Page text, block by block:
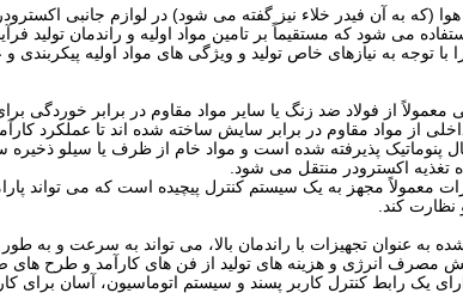
هوا (که به آن فیدر خلاء نیز گفته می شود) در لوازم جانبی
می شود که مستقیماً بر تامین مواد اولیه و راندمان تولید
توجه به نیازهای خاص تولید و ویژگی های مواد اولیه پیکربندی
معمولاً از فولاد ضد زنگ یا سایر مواد مقاوم در برابر خوردگی
از مواد مقاوم در برابر سایش ساخته شده اند تا عملکرد
پنوماتیک پذیرفته شده است و مواد خام از ظرف یا سیلو
تغذیه اکسترودر منتقل می شود.
معمولاً مجهز به یک سیستم کنترل پیچیده است که می تواند
نظارت کند.
به عنوان تجهیزات با راندمان بالا، می تواند به سرعت و به طور
مصرف انرژی و هزینه های تولید از فن های کارآمد و طرح های
یک رابط کنترل کاربر پسند و سیستم اتوماسیون، آسان برای